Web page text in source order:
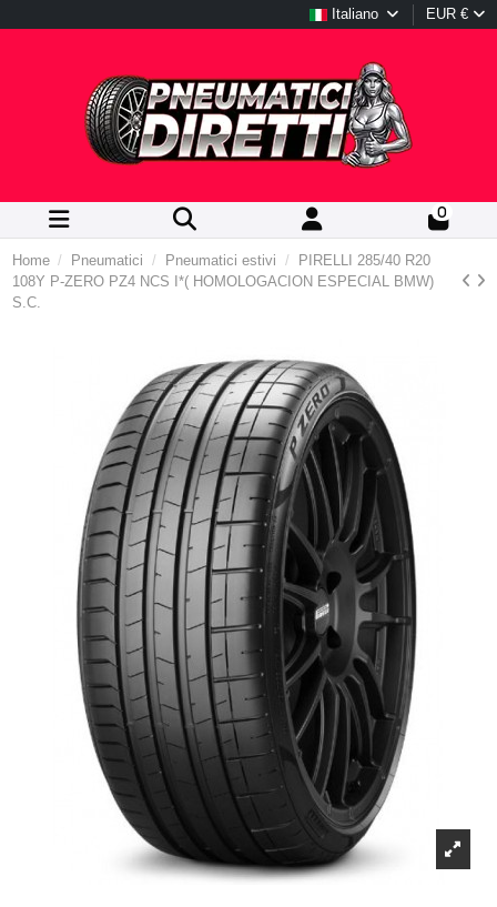
Italiano EUR €
0
Home Pneumatici Pneumatici estivi
PIRELLI 285/40 R20
108Y P-ZERO PZ4 NCS I*( HOMOLOGACION ESPECIAL BMW)
S.C.